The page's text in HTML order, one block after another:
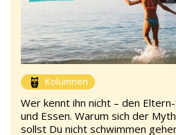
Kolumnen
Wer kennt ihn nicht – den
und Essen. Warum sich der
sollst Du nicht schwimmen